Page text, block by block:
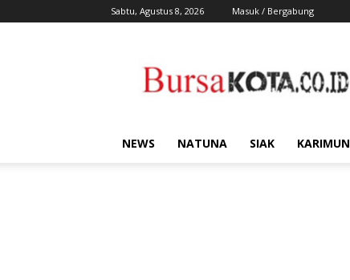
Sabtu, Agustus 8, 2026 Masuk / Bergabung
Kota
NEWS NATUNA SIAK KARIMUN